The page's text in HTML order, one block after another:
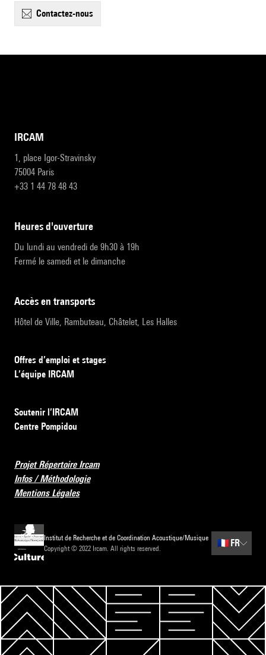
contactez-nous
IRCAM
1, place Igor-Stravinsky
75004 Paris
+33 1 44 78 48 43
heures d'ouverture
Du lundi au vendredi de 9h30 à 19h
Fermé le samedi et le dimanche
accès en transports
Hôtel de Ville, Rambuteau, Châtelet, Les Halles
Offres d’emploi et stages
L’équipe IRCAM
Soutenir l’IRCAM
Centre Pompidou
Projet Répertoire Ircam
Infos / Méthodologie
Mentions Légales
Institut de Recherche et de Coordination Acoustique/Musique
Copyright © 2022 Ircam. All rights reserved.
🇫🇷 FR